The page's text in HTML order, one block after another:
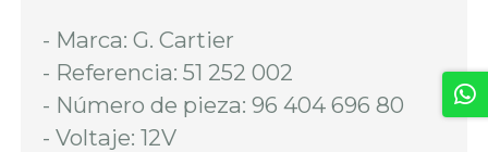
- Marca: G. Cartier
- Referencia: 51 252 002
- Número de pieza: 96 404 696 80
- Voltaje: 12V